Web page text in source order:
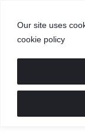
Our site uses
cookie policy
GROŽIS
MADA